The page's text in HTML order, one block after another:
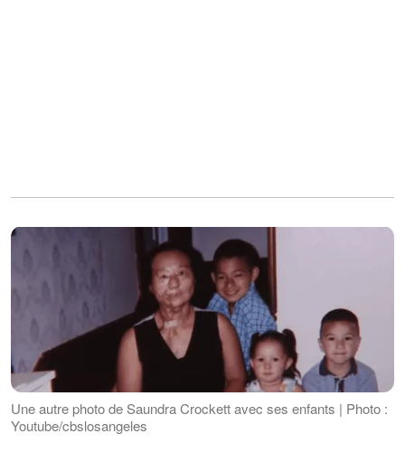
Une autre photo de Saundra Crockett avec ses enfants | Photo :
Youtube/cbslosangeles